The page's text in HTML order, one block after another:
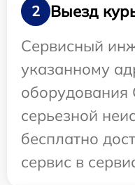
2
Выезд
Сервисный
указанному
оборудования
серьезной
бесплатно
сервис в